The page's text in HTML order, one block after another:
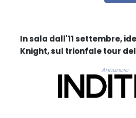
In sala dall'11 settembre,
Knight, sul trionfale tour
Annuncio